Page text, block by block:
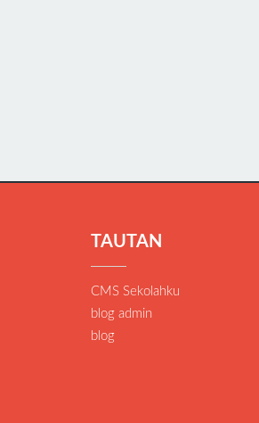
TAUTAN
CMS Sekolahku
blog admin
blog